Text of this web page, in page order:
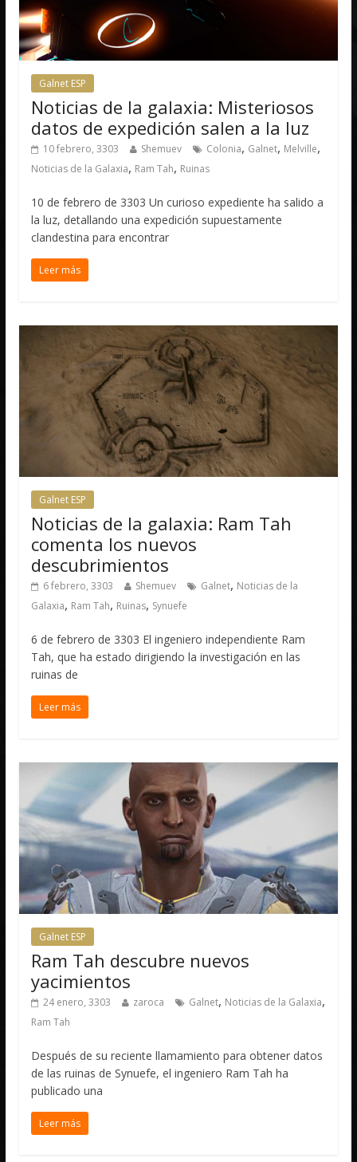
Galnet ESP
Noticias de la galaxia: Misteriosos
datos de expedición salen a la luz
10 febrero, 3303 Shemuev Colonia, Galnet, Melville,
Noticias de la Galaxia, Ram Tah, Ruinas
10 de febrero de 3303 Un curioso expediente ha salido a
la luz, detallando una expedición supuestamente
clandestina para encontrar
Leer más
Galnet ESP
Noticias de la galaxia: Ram Tah
comenta los nuevos
descubrimientos
6 febrero, 3303 Shemuev Galnet, Noticias de la
Galaxia, Ram Tah, Ruinas, Synuefe
6 de febrero de 3303 El ingeniero independiente Ram
Tah, que ha estado dirigiendo la investigación en las
ruinas de
Leer más
Galnet ESP
Ram Tah descubre nuevos
yacimientos
24 enero, 3303 zaroca Galnet, Noticias de la Galaxia,
Ram Tah
Después de su reciente llamamiento para obtener datos
de las ruinas de Synuefe, el ingeniero Ram Tah ha
publicado una
Leer más